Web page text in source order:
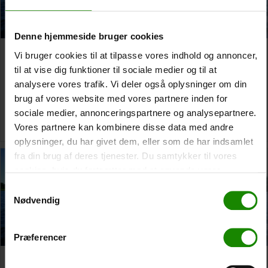
Denne hjemmeside bruger cookies
Vi bruger cookies til at tilpasse vores indhold og annoncer,
til at vise dig funktioner til sociale medier og til at
analysere vores trafik. Vi deler også oplysninger om din
brug af vores website med vores partnere inden for
sociale medier, annonceringspartnere og analysepartnere.
Vores partnere kan kombinere disse data med andre
oplysninger, du har givet dem, eller som de har indsamlet
fra din brug af deres tjenester. Du samtykker til vores
Nødvendig
Præferencer
Tørring to Skyttehuset’s
Outdoor Camp
9 day trip
From:2.100,00kr.
Read more
Tørring to De Små Fisk
Teltplads
9 day trip
From:2.100,00kr.
Read more